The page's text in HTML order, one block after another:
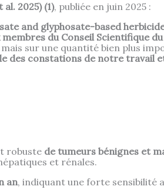
2025) (1), publiée en juin 2025 :
and glyphosate-based
membres du Conseil Scientifique du
sur une quantité bien plus
des constations de notre travail
robuste de tumeurs bénignes et
et rénales.
an, indiquant une forte sensibilité